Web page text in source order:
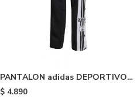
PANTALON adidas DEPORTIVO
ADIBREAK - Black White
$ 4.890